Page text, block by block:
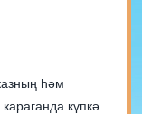
һәм
күпкә